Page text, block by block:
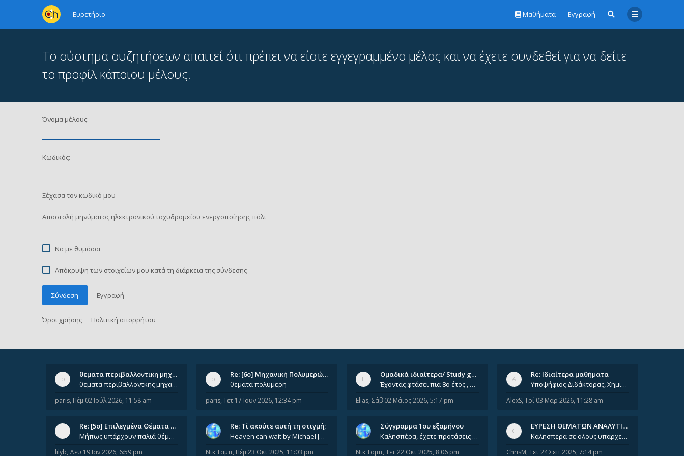
Μαθήματα Εγγραφή
Ευρετήριο
Το σύστημα συζητήσεων απαιτεί ότι πρέπει να είστε εγγεγραμμένο μέλος και να έχετε συνδεθεί για να δείτε
το προφίλ κάποιου μέλους.
Όνομα μέλους:
Κωδικός:
Ξέχασα τον κωδικό μου
Αποστολή μηνύματος ηλεκτρονικού ταχυδρομείου ενεργοποίησης πάλι
Να με θυμάσαι
Απόκρυψη των στοιχείων μου κατά τη διάρκεια της σύνδεσης
Σύνδεση Εγγραφή
Όροι χρήσης Πολιτική απορρήτου
θεματα περιβαλλοντικη μηχανικ…
θεματα περιβαλλοντκης μηχανικης απο 2022 εως 2026. Δεν ειναι μεσα του Σεπτεμβιου του 2025. Αν τα εχει καποιος ας τα ανε
paris, Πέμ 02 Ιούλ 2026, 11:58 am
Re: [6o] Mηχανική Πολυμερών (…
θεματα πολυμερη
paris, Τετ 17 Ιουν 2026, 12:34 pm
Ομαδικά ιδιαίτερα/ Study group
Έχοντας φτάσει πια 8ο έτος , χρωστώντας ακόμη πολλά και χωρίς καμία όρεξη ούτε να διαβάσω μόνος μου ούτε να παρακολουθήσ
Elias, Σάβ 02 Μάιος 2026, 5:17 pm
Re: Ιδιαίτερα μαθήματα
Υποψήφιος Διδάκτορας, Χημικός Μηχανικός ΕΜΠ Παραδίδω ιδιαίτερα μαθήματα μέσης και ανώτατης εκπαίδευσης σε θετικές και τε
AlexS, Τρί 03 Μαρ 2026, 11:28 am
Re: [5ο] Επιλεγμένα Θέματα Βι…
Μήπως υπάρχουν παλιά θέματα του μαθήματος;
lilyb, Δευ 19 Ιαν 2026, 6:59 pm
Re: Tί ακούτε αυτή τη στιγμή;
Heaven can wait by Michael Jackson
Νικ Ταμπ, Πέμ 23 Οκτ 2025, 11:03 pm
Σύγγραμμα 1ου εξαμήνου
Καλησπέρα, έχετε προτάσεις για συγγράμματα της ανόργανης χημείας? Είμαι ανάμεσα σε Λιοδάκη, Chung και Atkins
Νικ Ταμπ, Τετ 22 Οκτ 2025, 8:06 pm
ΕΥΡΕΣΗ ΘΕΜΑΤΩΝ ΑΝΑΛΥΤΙΚΗΣ 202…
Καλησπερα σε ολους υπαρχει κανεις με θεματα απο τις εξετασεις του ιουνιου και σεπτεμβρίου για την αναλυτικη χημεια
ChrisM, Τετ 24 Σεπ 2025, 7:14 pm